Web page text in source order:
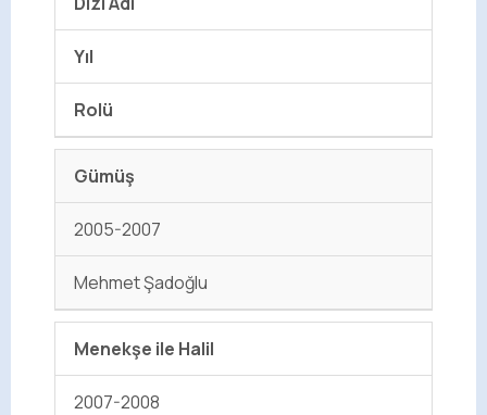
Yıl
Rolü
Gümüş
2005-2007
Mehmet Şadoğlu
Menekşe ile Halil
2007-2008